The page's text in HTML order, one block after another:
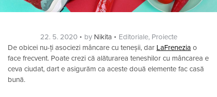
Posted
on
22. 5. 2020 by Nikita Categories
Editoriale, Proiecte
De obicei nu-ți asociezi mâncare cu teneșii, dar LaFrenezia o
face frecvent. Poate crezi că alăturarea teneshilor cu mâncarea e
ceva ciudat, dart e asigurăm ca aceste două elemente fac casă
bună.